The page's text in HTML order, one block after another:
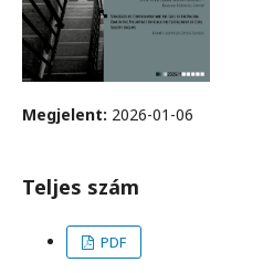
Megjelent: 2026-01-06
Teljes szám
PDF